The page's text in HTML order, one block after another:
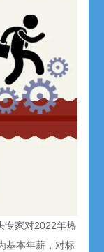
专家对2022年热
基本年薪，对标